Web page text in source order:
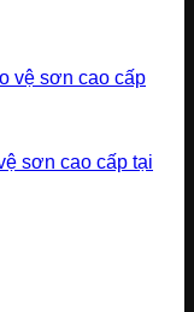
sơn cao cấp tại